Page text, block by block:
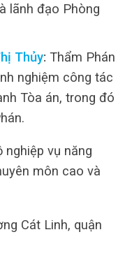
lãnh đạo Phòng
Thủy: Thẩm Phán
nghiệm công tác
Tòa án, trong đó
nghiệp vụ năng
môn cao và
Cát Linh, quận